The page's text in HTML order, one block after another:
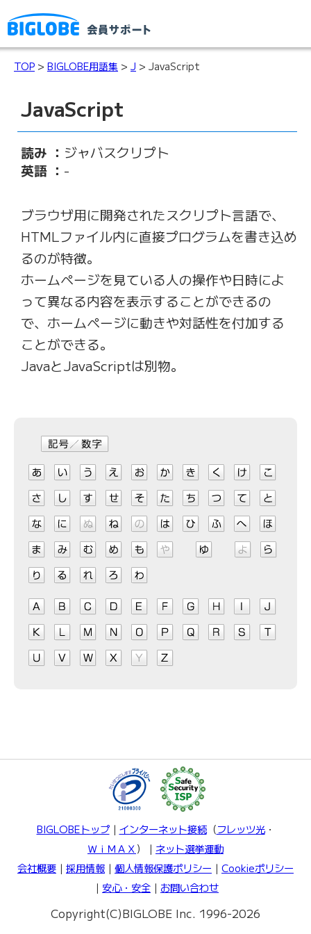
TOP > BIGLOBE用語集 > J > JavaScript
JavaScript
読み ： ジャバスクリプト
英語 ： -
ブラウザ用に開発されたスクリプト言語で、
HTMLファイル内に直接プログラムを書き込め
るのが特徴。
ホームページを見ている人の操作や日時によ
って異なる内容を表示することができるの
で、ホームページに動きや対話性を付加する
ことができる。
JavaとJavaScriptは別物。
BIGLOBEトップ｜ インターネット接続（フレッツ光・
ＷｉＭＡＸ）｜ ネット選挙運動
会社概要 ｜ 採用情報 ｜ 個人情報保護ポリシー ｜ Cookieポリシー
｜ 安心・安全 ｜ お問い合わせ
Copyright(C)BIGLOBE Inc. 1996-2026